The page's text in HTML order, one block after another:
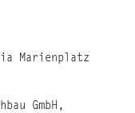
Marienplatz
GmbH,